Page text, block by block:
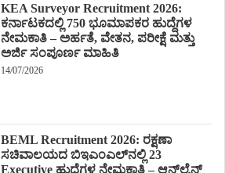
KEA Surveyor Recruitment 2026:
ಕರ್ನಾಟಕದಲ್ಲಿ 750 ಭೂಮಾಪಕರ ಹುದ್ದೆಗಳ
ನೇಮಕಾತಿ – ಅರ್ಹತೆ, ವೇತನ, ಪರೀಕ್ಷೆ ಮತ್ತು
ಅರ್ಜಿ ಸಂಪೂರ್ಣ ಮಾಹಿತಿ
14/07/2026
BEML Recruitment 2026: ರಕ್ಷಣಾ
ಸಚಿವಾಲಯದ ಬಿಇಎಂಎಲ್‌ನಲ್ಲಿ 23
Executive ಹುದ್ದೆಗಳ ನೇಮಕಾತಿ – ಆನ್‌ಲೈನ್